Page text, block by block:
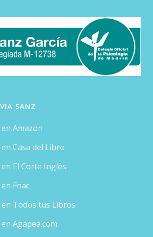
SANZ
Amazon
Casa del Libro
El Corte Inglés
Fnac
Todos tus Libros
Agapea.com